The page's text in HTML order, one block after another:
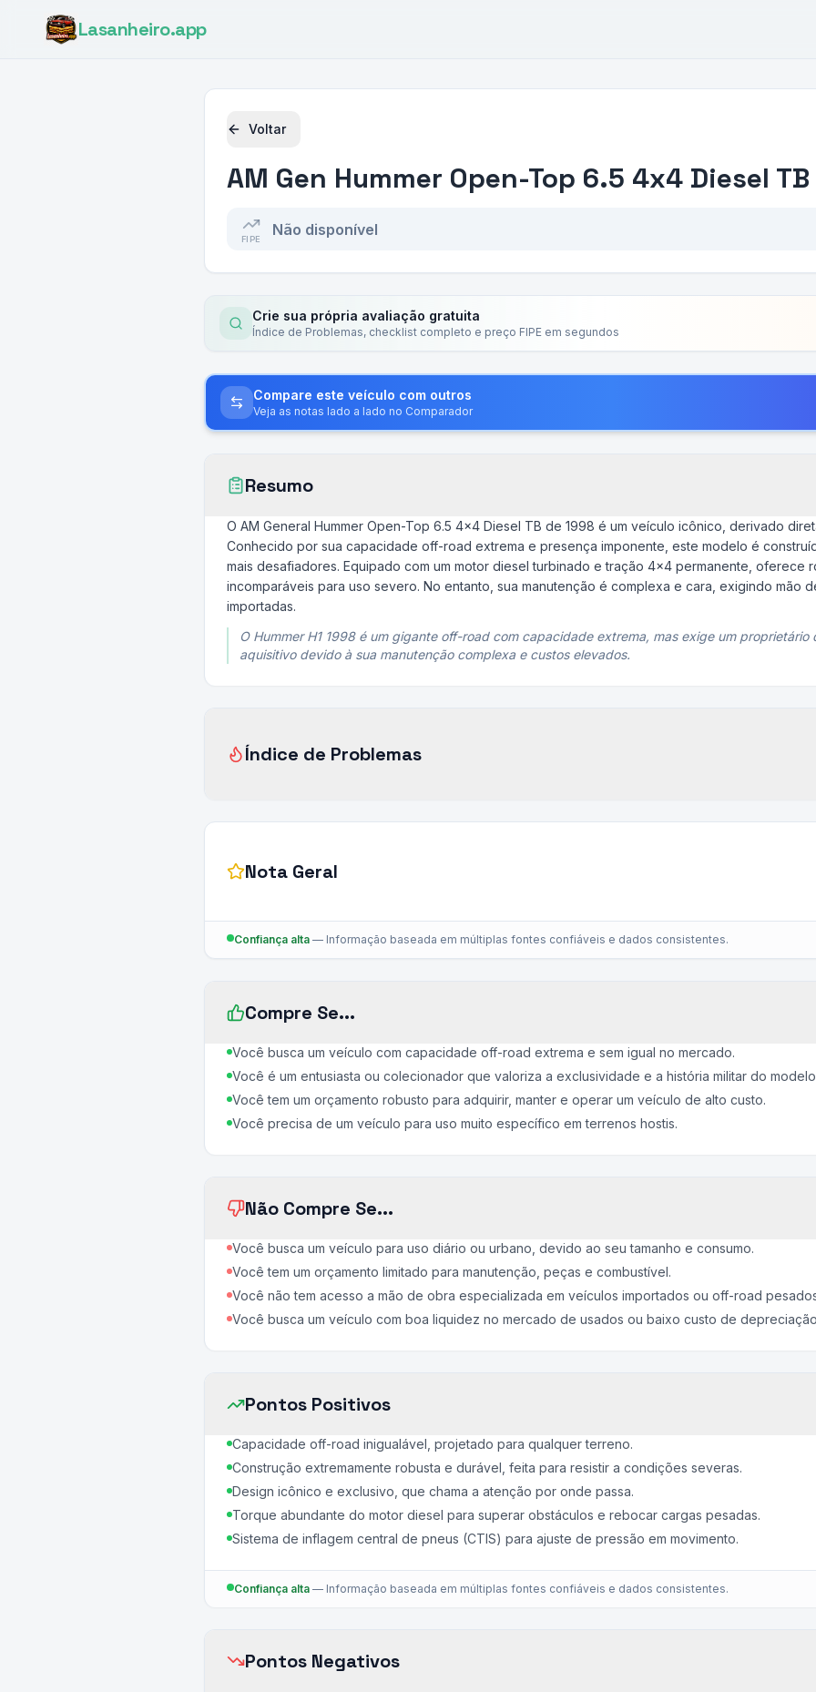
Lasanheiro.app
Voltar
AM Gen Hummer Open-Top 6.5 4x4 Diesel TB
FIPE
Não disponível
Crie sua própria avaliação gratuita
Índice de Problemas, checklist completo e preço FIPE em segundos
Compare este veículo com outros
Veja as notas lado a lado no Comparador
Resumo
O AM General Hummer Open-Top 6.5 4x4 Diesel TB de 1998 é um veículo icônico, derivado
Conhecido por sua capacidade off-road extrema e presença imponente, este modelo é
mais desafiadores. Equipado com um motor diesel turbinado e tração 4x4 permanente, oferece
incomparáveis para uso severo. No entanto, sua manutenção é complexa e cara, exigindo mão
importadas.
O Hummer H1 1998 é um gigante off-road com capacidade extrema, mas exige um
aquisitivo devido à sua manutenção complexa e custos elevados.
Índice de Problemas
Nota Geral
Confiança alta — Informação baseada em múltiplas fontes confiáveis e dados consistentes.
Compre Se...
Você busca um veículo com capacidade off-road extrema e sem igual no mercado.
Você é um entusiasta ou colecionador que valoriza a exclusividade e a história militar do
Você tem um orçamento robusto para adquirir, manter e operar um veículo de alto custo.
Você precisa de um veículo para uso muito específico em terrenos hostis.
Não Compre Se...
Você busca um veículo para uso diário ou urbano, devido ao seu tamanho e consumo.
Você tem um orçamento limitado para manutenção, peças e combustível.
Você não tem acesso a mão de obra especializada em veículos importados ou off-road
Você busca um veículo com boa liquidez no mercado de usados ou baixo custo de
Pontos Positivos
Capacidade off-road inigualável, projetado para qualquer terreno.
Construção extremamente robusta e durável, feita para resistir a condições severas.
Design icônico e exclusivo, que chama a atenção por onde passa.
Torque abundante do motor diesel para superar obstáculos e rebocar cargas pesadas.
Sistema de inflagem central de pneus (CTIS) para ajuste de pressão em movimento.
Confiança alta — Informação baseada em múltiplas fontes confiáveis e dados consistentes.
Pontos Negativos